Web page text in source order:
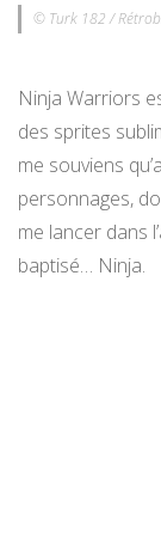
© Turk 182 /
Ninja Warriors
des sprites
me souviens
personnages,
me lancer dans
baptisé… Ninja.